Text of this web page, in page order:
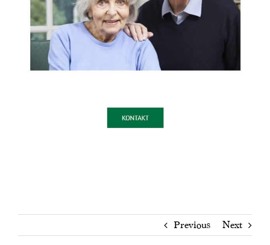
Previous Next